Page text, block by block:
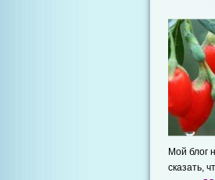
Мой блог
сказать,